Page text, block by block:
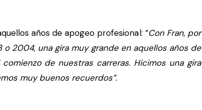
años de apogeo profesional: “Con Fran, por
2004, una gira muy grande en aquellos años de
de nuestras carreras. Hicimos una gira
muy buenos recuerdos”.